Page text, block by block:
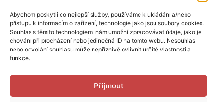
Abychom poskytli co nejlepší služby, používáme k ukládání a/nebo
přístupu k informacím o zařízení, technologie jako jsou soubory cookies.
Souhlas s těmito technologiemi nám umožní zpracovávat údaje, jako je
chování při procházení nebo jedinečná ID na tomto webu. Nesouhlas
nebo odvolání souhlasu může nepříznivě ovlivnit určité vlastnosti a
funkce.
Přijmout
Přihlásit
PARTNEŘI